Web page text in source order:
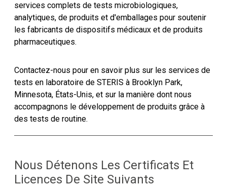
services complets de tests microbiologiques,
analytiques, de produits et d'emballages pour soutenir
les fabricants de dispositifs médicaux et de produits
pharmaceutiques.
Contactez-nous pour en savoir plus sur les services de
tests en laboratoire de STERIS à Brooklyn Park,
Minnesota, États-Unis, et sur la manière dont nous
accompagnons le développement de produits grâce à
des tests de routine.
Nous Détenons Les Certificats Et
Licences De Site Suivants